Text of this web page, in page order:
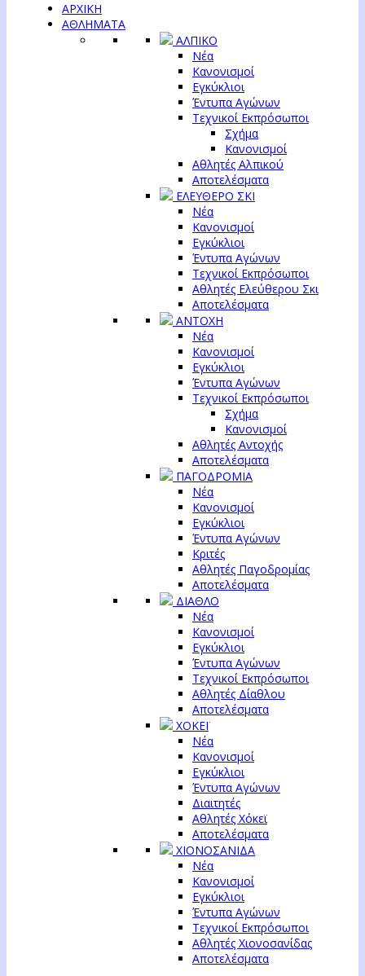
ΑΡΧΙΚΗ
ΑΘΛΗΜΑΤΑ
ΑΛΠΙΚΟ
Νέα
Κανονισμοί
Εγκύκλιοι
Έντυπα Αγώνων
Τεχνικοί Εκπρόσωποι
Σχήμα
Κανονισμοί
Αθλητές Αλπικού
Αποτελέσματα
ΕΛΕΥΘΕΡΟ ΣΚΙ
Νέα
Κανονισμοί
Εγκύκλιοι
Έντυπα Αγώνων
Τεχνικοί Εκπρόσωποι
Αθλητές Ελεύθερου Σκι
Αποτελέσματα
ΑΝΤΟΧΗ
Νέα
Κανονισμοί
Εγκύκλιοι
Έντυπα Αγώνων
Τεχνικοί Εκπρόσωποι
Σχήμα
Κανονισμοί
Αθλητές Αντοχής
Αποτελέσματα
ΠΑΓΟΔΡΟΜΙΑ
Νέα
Κανονισμοί
Εγκύκλιοι
Έντυπα Αγώνων
Κριτές
Αθλητές Παγοδρομίας
Αποτελέσματα
ΔΙΑΘΛΟ
Νέα
Κανονισμοί
Εγκύκλιοι
Έντυπα Αγώνων
Τεχνικοί Εκπρόσωποι
Αθλητές Δίαθλου
Αποτελέσματα
ΧΟΚΕΪ
Νέα
Κανονισμοί
Εγκύκλιοι
Έντυπα Αγώνων
Διαιτητές
Αθλητές Χόκεϊ
Αποτελέσματα
ΧΙΟΝΟΣΑΝΙΔΑ
Νέα
Κανονισμοί
Εγκύκλιοι
Έντυπα Αγώνων
Τεχνικοί Εκπρόσωποι
Αθλητές Χιονοσανίδας
Αποτελέσματα